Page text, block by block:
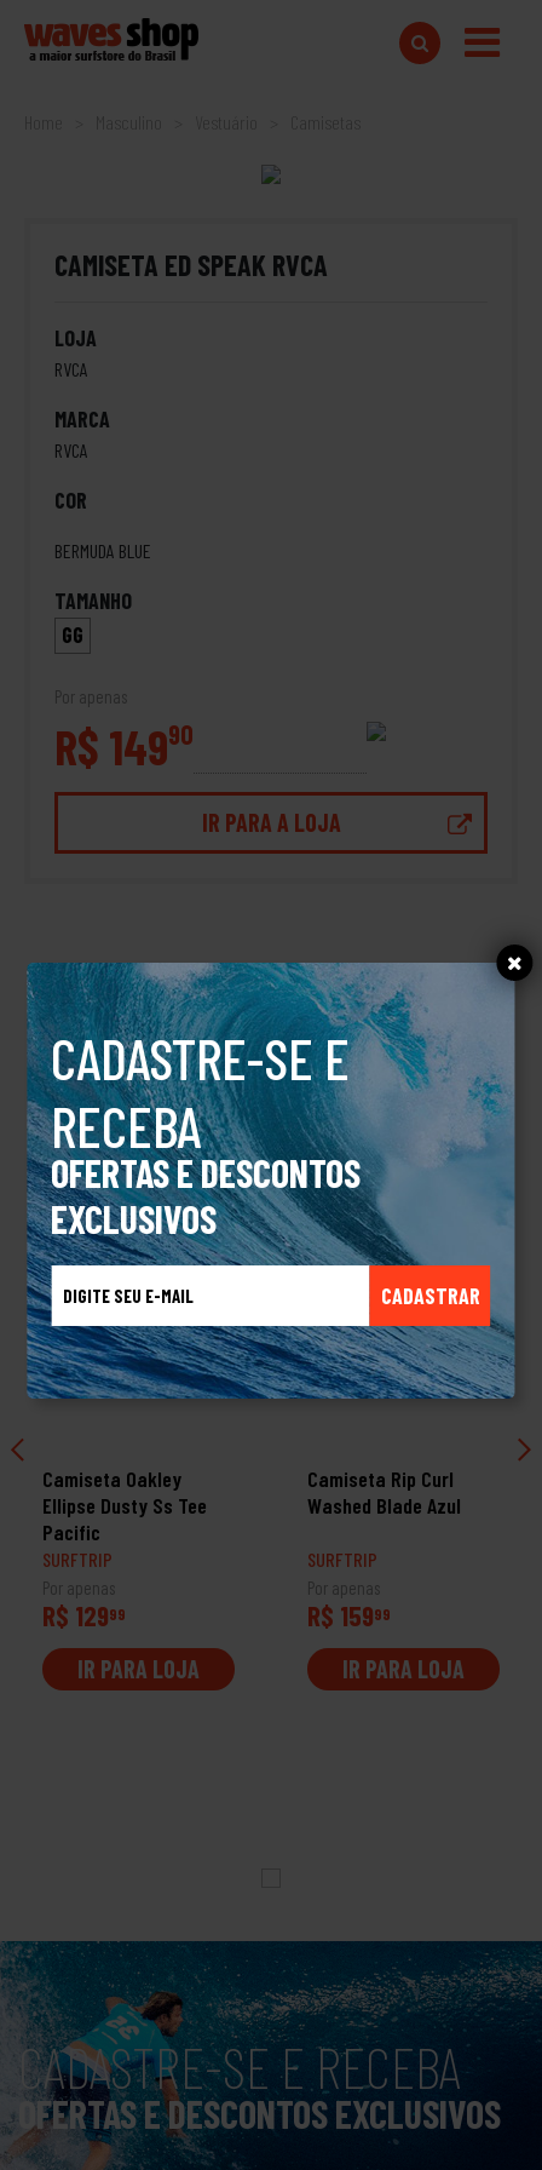
CADASTRE-SE E
RECEBA
OFERTAS E DESCONTOS
EXCLUSIVOS
CADASTRAR
Home Camisetas
CAMISETA ED SPEAK RVCA
LOJA
RVCA
MARCA
RVCA
COR
BERMUDA BLUE
TAMANHO
GG
Por apenas
R$ 14990
IR PARA A LOJA
DESCRIÇÃO
Camiseta ED Speak RVCA
TALVEZ VOCÊ TAMBÉM GOSTE
Camiseta Oakley
Ellipse Dusty Ss Tee
Pacific
SURFTRIP
Por apenas
R$ 12999
IR PARA LOJA
Camiseta Rip Curl
Washed Blade Azul
SURFTRIP
Por apenas
R$ 15999
IR PARA LOJA
CADASTRE-SE E RECEBA
OFERTAS E DESCONTOS EXCLUSIVOS